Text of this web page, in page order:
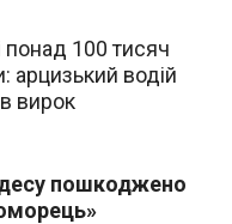
арцизький водій
вирок
пошкоджено